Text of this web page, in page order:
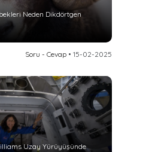
Neden Dikdörtgen
Soru - Cevap• 15-02-2025
Uzay Yürüyüşünde